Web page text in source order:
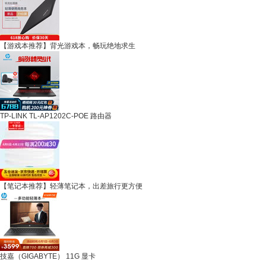
【游戏本推荐】背光游戏本，畅玩绝地求生
TP-LINK TL-AP1202C-POE 路由器
【笔记本推荐】轻薄笔记本，出差旅行更方便
技嘉（GIGABYTE） 11G 显卡